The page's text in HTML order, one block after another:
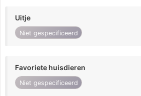
Uitje
Niet gespecificeerd
Favoriete huisdieren
Niet gespecificeerd